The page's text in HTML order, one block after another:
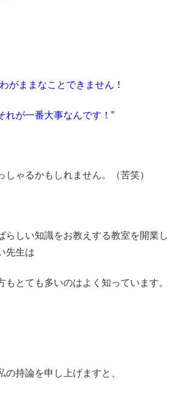
がままなことできません！
れが一番大事なんです！”
しゃるかもしれません。（苦笑）
らしい知識をお教えする教室を開業し
先生は
もとても多いのはよく知っています。
の持論を申し上げますと、